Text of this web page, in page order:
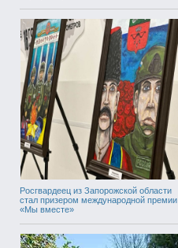
Росгвардеец из Запорожской области
стал призером международной премии
«Мы вместе»